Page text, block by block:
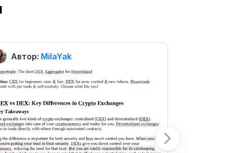
Автор: MilaYak